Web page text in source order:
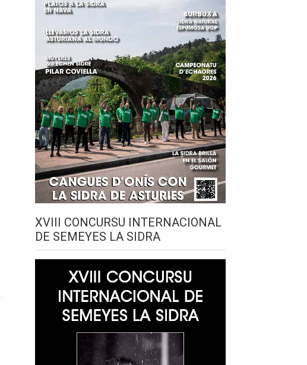
XVIII CONCURSU INTERNACIONAL
DE SEMEYES LA SIDRA